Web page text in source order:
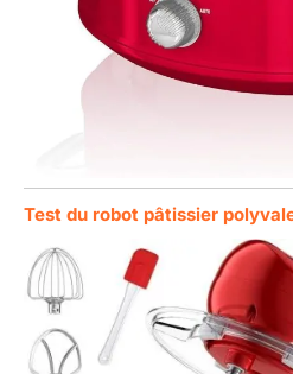
Test du robot pâtissier